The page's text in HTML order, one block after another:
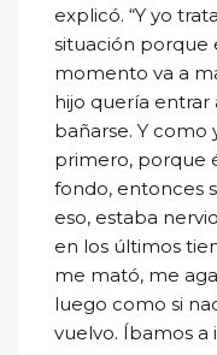
explicó. “Y yo
situación porque
momento va a
hijo quería entrar
bañarse. Y como
primero, porque
fondo, entonces
eso, estaba
en los últimos
me mató, me
luego como si
vuelvo. Íbamos a